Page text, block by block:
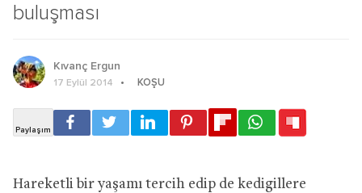
buluşması
Kıvanç Ergun
17 Eylül 2014 KOŞU
Hareketli bir yaşamı tercih edip de kedigillere